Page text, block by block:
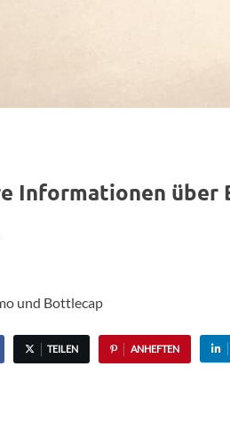
Informationen über
und Bottlecap
TEILEN ANHEFTEN